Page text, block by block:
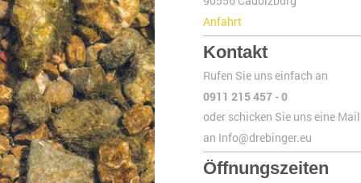
Anfahrt
Kontakt
Rufen Sie uns einfach an
0911 215 457 - 0
oder schicken Sie uns eine Mail
an Info@drebinger.eu
Öffnungszeiten